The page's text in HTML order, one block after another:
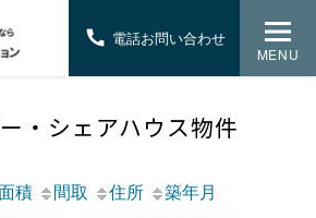
MENU
・シェアハウス物件
積 間取 住所 築年月
電話お問い合わせ